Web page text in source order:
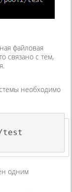
файловая
связано с тем,
необходимо
test
одним